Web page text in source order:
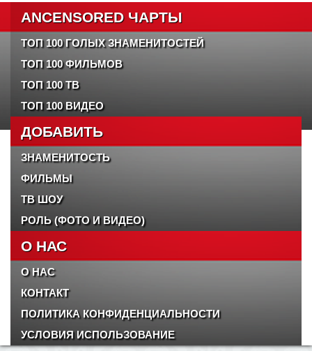
ANCENSORED ЧАРТЫ
ТОП 100 ГОЛЫХ ЗНАМЕНИТОСТЕЙ
ТОП 100 ФИЛЬМОВ
ТОП 100 ТВ
ТОП 100 ВИДЕО
ДОБАВИТЬ
ЗНАМЕНИТОСТЬ
ФИЛЬМЫ
ТВ ШОУ
РОЛЬ (ФОТО И ВИДЕО)
О НАС
О НАС
КОНТАКТ
ПОЛИТИКА КОНФИДЕНЦИАЛЬНОСТИ
УСЛОВИЯ ИСПОЛЬЗОВАНИЕ